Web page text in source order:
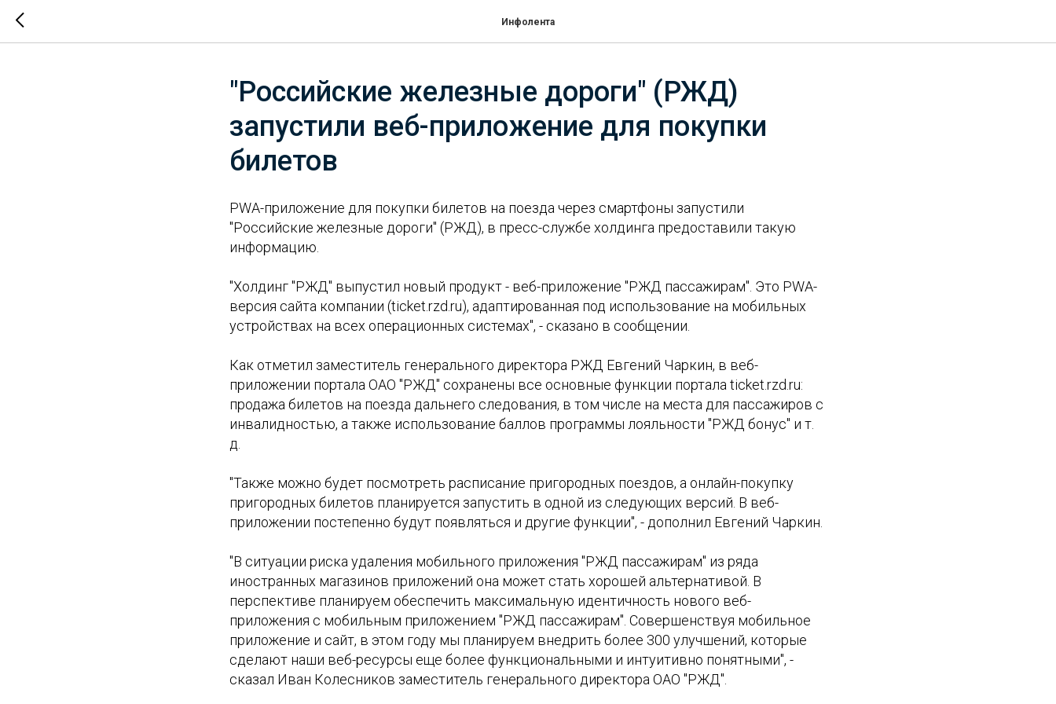
Инфолента
"Российские железные дороги" (РЖД)
запустили веб-приложение для покупки
билетов
PWA-приложение для покупки билетов на поезда через смартфоны запустили
"Российские железные дороги" (РЖД), в пресс-службе холдинга предоставили такую
информацию.
"Холдинг "РЖД" выпустил новый продукт - веб-приложение "РЖД пассажирам". Это PWA-
версия сайта компании (ticket.rzd.ru), адаптированная под использование на мобильных
устройствах на всех операционных системах", - сказано в сообщении.
Как отметил заместитель генерального директора РЖД Евгений Чаркин, в веб-
приложении портала ОАО "РЖД" сохранены все основные функции портала ticket.rzd.ru:
продажа билетов на поезда дальнего следования, в том числе на места для пассажиров с
инвалидностью, а также использование баллов программы лояльности "РЖД бонус" и т.
д.
"Также можно будет посмотреть расписание пригородных поездов, а онлайн-покупку
пригородных билетов планируется запустить в одной из следующих версий. В веб-
приложении постепенно будут появляться и другие функции", - дополнил Евгений Чаркин.
"В ситуации риска удаления мобильного приложения "РЖД пассажирам" из ряда
иностранных магазинов приложений она может стать хорошей альтернативой. В
перспективе планируем обеспечить максимальную идентичность нового веб-
приложения с мобильным приложением "РЖД пассажирам". Совершенствуя мобильное
приложение и сайт, в этом году мы планируем внедрить более 300 улучшений, которые
сделают наши веб-ресурсы еще более функциональными и интуитивно понятными", -
сказал Иван Колесников заместитель генерального директора ОАО "РЖД".